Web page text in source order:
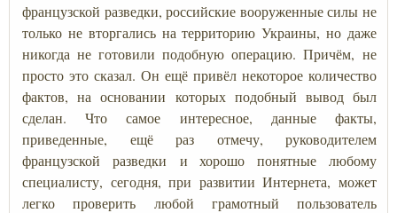
французской разведки, российские вооруженные силы не
только не вторгались на территорию Украины, но даже
никогда не готовили подобную операцию. Причём, не
просто это сказал. Он ещё привёл некоторое количество
фактов, на основании которых подобный вывод был
сделан. Что самое интересное, данные факты,
приведенные, ещё раз отмечу, руководителем
французской разведки и хорошо понятные любому
специалисту, сегодня, при развитии Интернета, может
легко проверить любой грамотный пользователь